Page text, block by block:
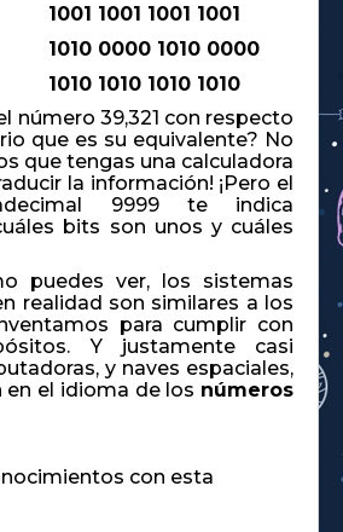
1001 1001 1001 1001
1010 0000 1010 0000
1010 1010 1010 1010
número 39,321 con respecto
que es su equivalente? No
que tengas una calculadora
la información! ¡Pero el
9999 te indica
bits son unos y cuáles
puedes ver, los sistemas
realidad son similares a los
para cumplir con
Y justamente casi
y naves espaciales,
en el idioma de los números
con esta